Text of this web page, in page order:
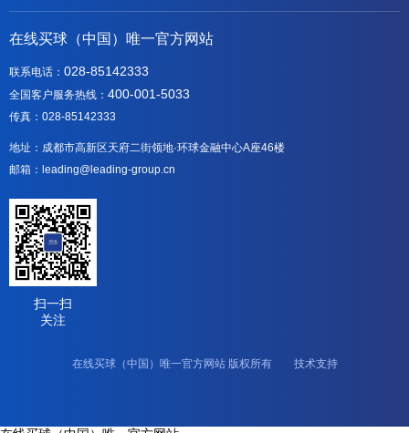
在线买球（中国）唯一官方网站
联系电话： 028-85142333
全国客户服务热线： 400-001-5033
传真：028-85142333
地址：成都市高新区天府二街领地·环球金融中心A座46楼
邮箱：leading@leading-group.cn
扫一扫
关注
在线买球（中国）唯一官方网站 版权所有 技术支持